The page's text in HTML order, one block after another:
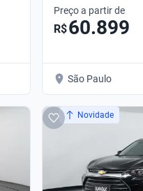
Preço a partir de
R$60.899
São Paulo
Novidade